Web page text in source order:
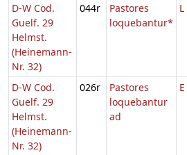
D-W Cod.
Guelf. 29
Helmst.
(Heinemann-
Nr. 32)
044r
Pastores
loquebantur*
L
D-W Cod.
Guelf. 29
Helmst.
(Heinemann-
Nr. 32)
026r
Pastores
loquebantur
ad
E